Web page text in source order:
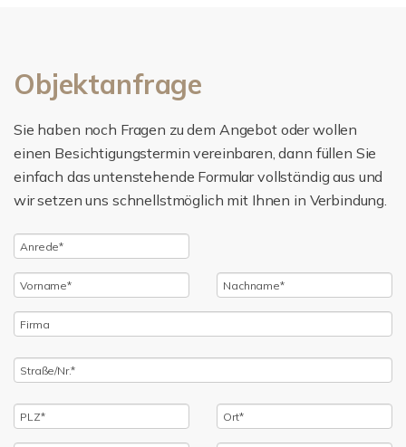
Objektanfrage
Sie haben noch Fragen zu dem Angebot oder wollen
einen Besichtigungstermin vereinbaren, dann füllen Sie
einfach das untenstehende Formular vollständig aus und
wir setzen uns schnellstmöglich mit Ihnen in Verbindung.